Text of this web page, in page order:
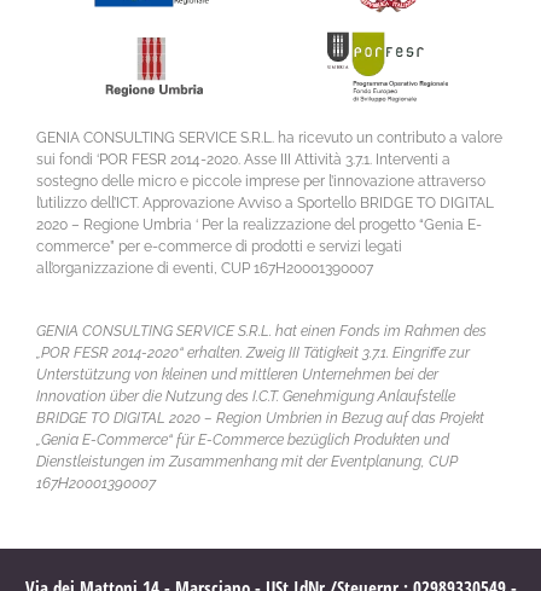
GENIA CONSULTING SERVICE S.R.L. ha ricevuto un contributo a valore
sui fondi ‘POR FESR 2014-2020. Asse III Attività 3.7.1. Interventi a
sostegno delle micro e piccole imprese per l’innovazione attraverso
l’utilizzo dell’ICT. Approvazione Avviso a Sportello BRIDGE TO DIGITAL
2020 – Regione Umbria ‘ Per la realizzazione del progetto “Genia E-
commerce” per e-commerce di prodotti e servizi legati
all’organizzazione di eventi, CUP 167H20001390007
GENIA CONSULTING SERVICE S.R.L. hat einen Fonds im Rahmen des
„POR FESR 2014-2020“ erhalten. Zweig III Tätigkeit 3.7.1. Eingriffe zur
Unterstützung von kleinen und mittleren Unternehmen bei der
Innovation über die Nutzung des I.C.T. Genehmigung Anlaufstelle
BRIDGE TO DIGITAL 2020 – Region Umbrien in Bezug auf das Projekt
„Genia E-Commerce“ für E-Commerce bezüglich Produkten und
Dienstleistungen im Zusammenhang mit der Eventplanung, CUP
167H20001390007